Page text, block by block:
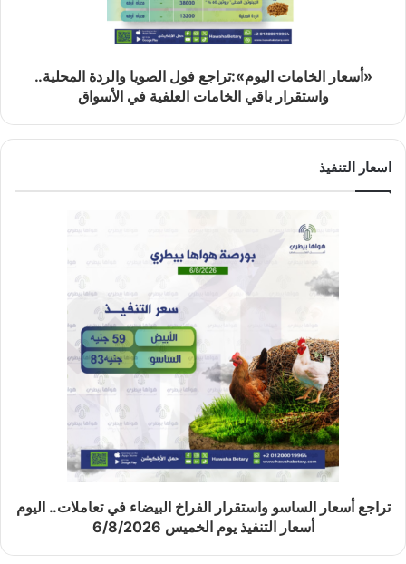
«أسعار الخامات اليوم»:تراجع فول الصويا والردة المحلية..
واستقرار باقي الخامات العلفية في الأسواق
اسعار التنفيذ
تراجع أسعار الساسو واستقرار الفراخ البيضاء في تعاملات.. اليوم
أسعار التنفيذ يوم الخميس 6/8/2026